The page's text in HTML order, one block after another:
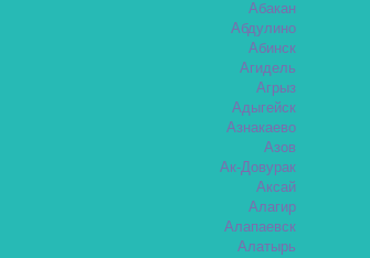
Абакан
Абдулино
Абинск
Агидель
Агрыз
Адыгейск
Азнакаево
Азов
Ак-Довурак
Аксай
Алагир
Алапаевск
Алатырь